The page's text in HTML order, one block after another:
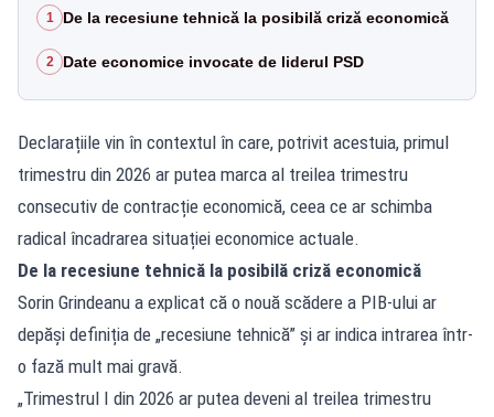
1 De la recesiune tehnică la posibilă criză economică
2 Date economice invocate de liderul PSD
Declarațiile vin în contextul în care, potrivit acestuia, primul
trimestru din 2026 ar putea marca al treilea trimestru
consecutiv de contracție economică, ceea ce ar schimba
radical încadrarea situației economice actuale.
De la recesiune tehnică la posibilă criză economică
Sorin Grindeanu a explicat că o nouă scădere a PIB-ului ar
depăși definiția de „recesiune tehnică” și ar indica intrarea într-
o fază mult mai gravă.
„Trimestrul I din 2026 ar putea deveni al treilea trimestru